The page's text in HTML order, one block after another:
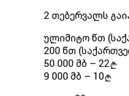
2 თებერვალს
ულიმიტო წთ
200 წთ
50 000 მბ – 22
9 000 მბ – 10